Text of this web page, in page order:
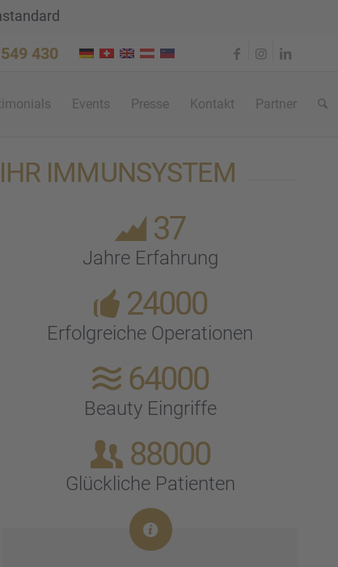
430
Events Presse Kontakt Partner
IMMUN­SYS­TEM
37
Jahre Erfah­rung
24000
Erfolg­rei­che Opera­tio­nen
64000
Beauty Eingriffe
88000
Glück­li­che Patien­ten